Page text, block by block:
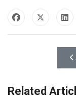
Related